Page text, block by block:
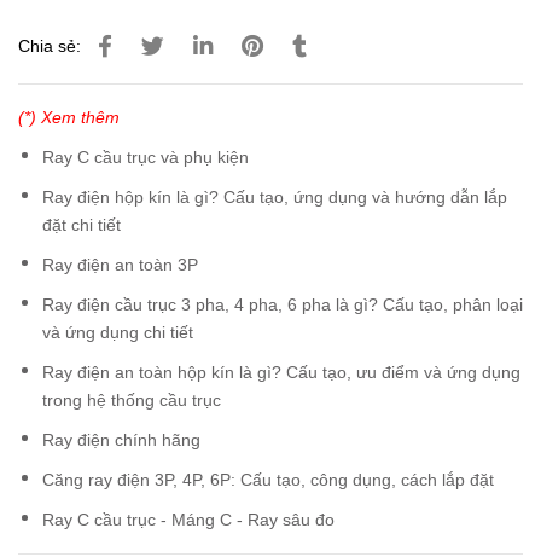
Chia sẻ:
(*) Xem thêm
Ray C cầu trục và phụ kiện
Ray điện hộp kín là gì? Cấu tạo, ứng dụng và hướng dẫn lắp
đặt chi tiết
Ray điện an toàn 3P
Ray điện cầu trục 3 pha, 4 pha, 6 pha là gì? Cấu tạo, phân loại
và ứng dụng chi tiết
Ray điện an toàn hộp kín là gì? Cấu tạo, ưu điểm và ứng dụng
trong hệ thống cầu trục
Ray điện chính hãng
Căng ray điện 3P, 4P, 6P: Cấu tạo, công dụng, cách lắp đặt
Ray C cầu trục - Máng C - Ray sâu đo